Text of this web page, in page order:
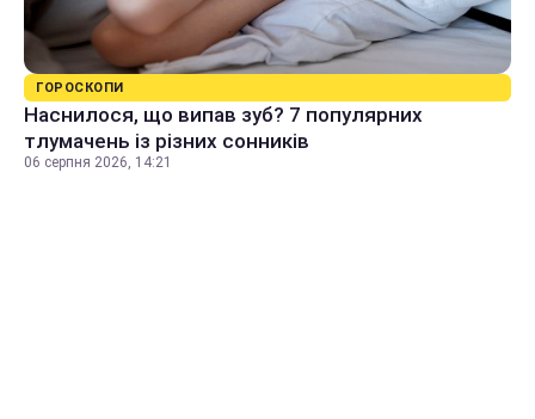
ГОРОСКОПИ
Наснилося, що випав зуб? 7 популярних
тлумачень із різних сонників
06 серпня 2026, 14:21